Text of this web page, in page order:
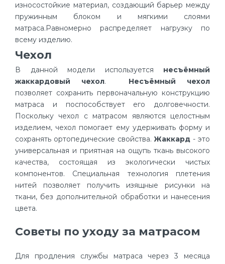
износостойкие материал, создающий барьер между
пружинным блоком и мягкими слоями
матраса.Равномерно распределяет нагрузку по
всему изделию.
Чехол
В данной модели используется несъёмный
жаккардовый чехол. Несъёмный чехол
позволяет сохранить первоначальную конструкцию
матраса и поспособствует его долговечности.
Поскольку чехол с матрасом являются целостным
изделием, чехол помогает ему удерживать форму и
сохранять ортопедические свойства. Жаккард- это
универсальная и приятная на ощупь ткань высокого
качества, состоящая из экологически чистых
компонентов. Специальная технология плетения
нитей позволяет получить изящные рисунки на
ткани, без дополнительной обработки и нанесения
цвета.
Советы по уходу за матрасом
Для продления службы матраса через 3 месяца